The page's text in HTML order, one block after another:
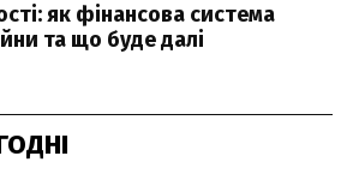
як фінансова система
та що буде далі